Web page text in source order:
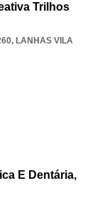
Trilhos
, LANHAS VILA
E Dentária,